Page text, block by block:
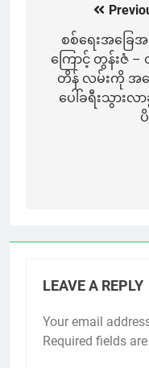
navigation
စစ်ရေးအခြေ
ကြောင့် တွန်းဇံ –
တိန် လမ်းကို အရ
ပေါ်ခရီးသွားလ
LEAVE A REPLY
Your email
Required fields